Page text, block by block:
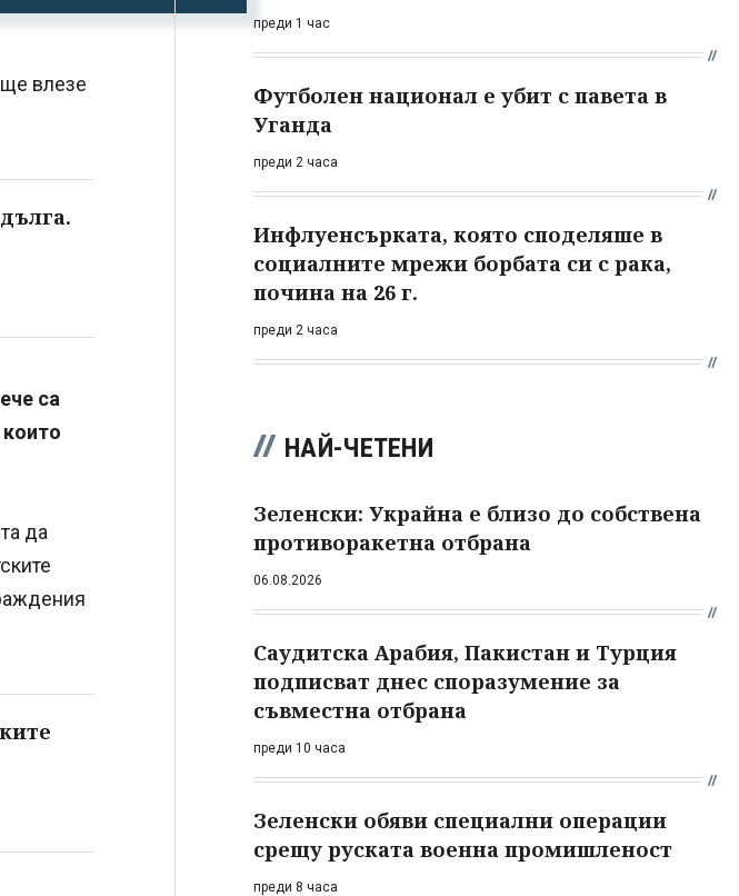
влезе
са
да
преди 1 час
Футболен национал е убит с павета в
Уганда
преди 2 часа
Инфлуенсърката, която споделяше в
социалните мрежи борбата си с рака,
почина на 26 г.
преди 2 часа
НАЙ-ЧЕТЕНИ
Зеленски: Украйна е близо до собствена
противоракетна отбрана
06.08.2026
Саудитска Арабия, Пакистан и Турция
подписват днес споразумение за
съвместна отбрана
преди 10 часа
Зеленски обяви специални операции
срещу руската военна промишленост
преди 8 часа